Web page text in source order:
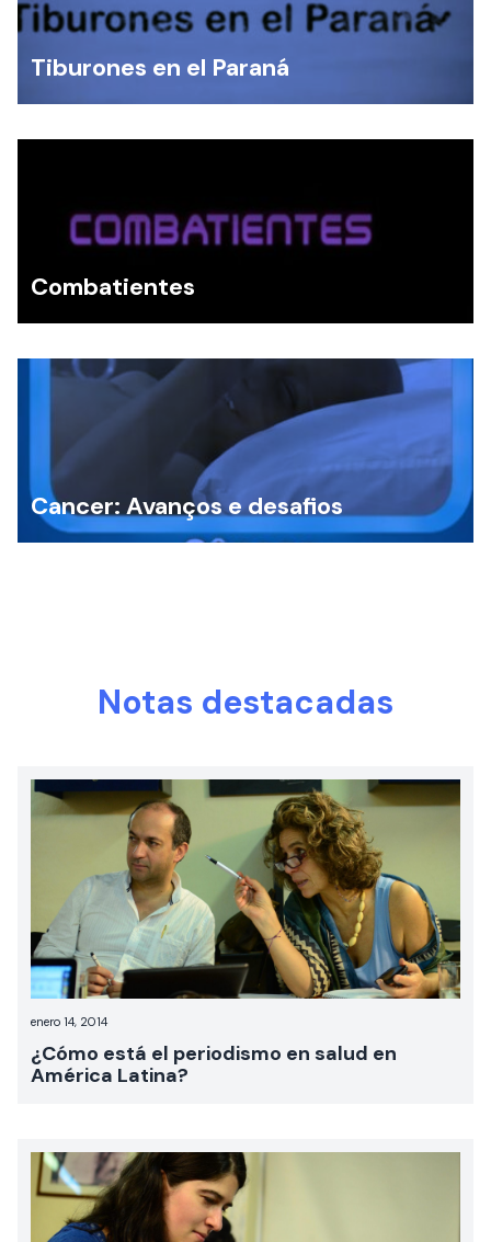
Tiburones en el Paraná
Combatientes
Cancer: Avanços e desafios
Notas destacadas
enero 14, 2014
¿Cómo está el periodismo en salud en
América Latina?